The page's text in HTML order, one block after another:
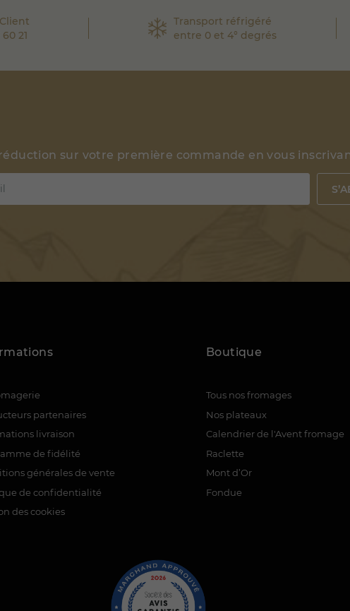
21
Transport réfrigéré
entre 0 et 4° degrés
réduction sur votre première commande en vous
partenaires
livraison
de fidélité
générales de vente
de confidentialité
des cookies
Boutique
Tous nos fromages
Nos plateaux
Calendrier de l'Avent fromage
Raclette
Mont d’Or
Fondue